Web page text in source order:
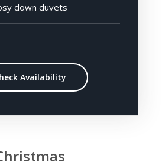
down duvets
Availability